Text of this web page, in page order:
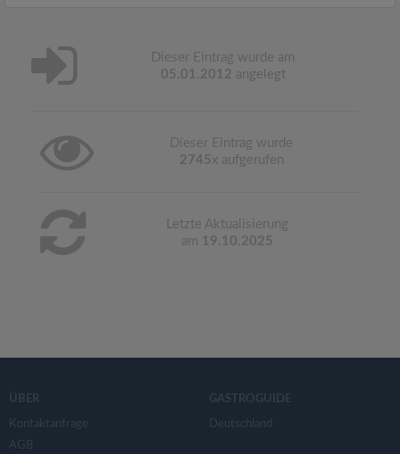
Dieser Eintrag wurde am
05.01.2012 angelegt
Dieser Eintrag wurde
2745 x aufgerufen
Letzte Aktualisierung
am 19.10.2025
ÜBER
Kontaktanfrage
AGB
GASTROGUIDE
Deutschland